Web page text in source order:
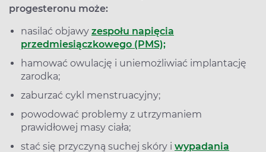
progesteronu może:
nasilać objawy zespołu napięcia
przedmiesiączkowego (PMS);
hamować owulację i uniemożliwiać implantację
zarodka;
zaburzać cykl menstruacyjny;
powodować problemy z utrzymaniem
prawidłowej masy ciała;
stać się przyczyną suchej skóry i wypadania